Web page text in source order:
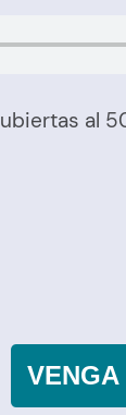
al
VENGA